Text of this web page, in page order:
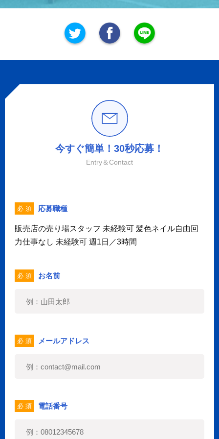
今すぐ簡単！30秒応募！
Entry＆Contact
必 須 応募職種
販売店の売り場スタッフ 未経験可 髪色ネイル自由回
力仕事なし 未経験可 週1日／3時間
必 須 お名前
必 須 メールアドレス
必 須 電話番号